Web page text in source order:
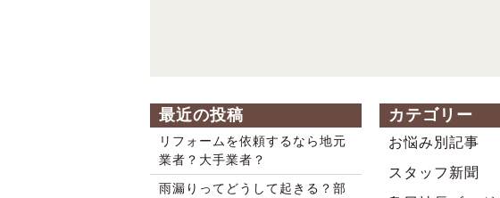
最近の投稿
リフォームを依頼するなら地元
業者？大手業者？
雨漏りってどうして起きる？部
カテゴリー
お悩み別記事
スタッフ新聞